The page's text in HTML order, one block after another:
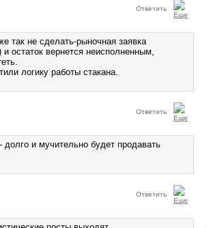
Ответить
так не сделать-рыночная заявка
остаток вернется неисполненным,
логику работы стакана.
Ответить
и мучительно будет продавать
Ответить